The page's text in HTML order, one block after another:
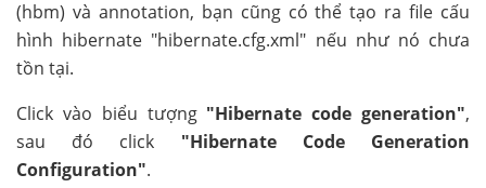
(hbm) và annotation, bạn cũng có thể tạo ra file cấu
hình hibernate "hibernate.cfg.xml" nếu như nó chưa
tồn tại.
Click vào biểu tượng "Hibernate code generation",
sau đó click "Hibernate Code Generation
Configuration".